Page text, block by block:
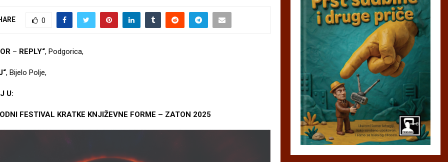
0
– REPLY“, Podgorica,
, Bijelo Polje,
U:
FESTIVAL KRATKE KNJIŽEVNE FORME – ZATON 2025